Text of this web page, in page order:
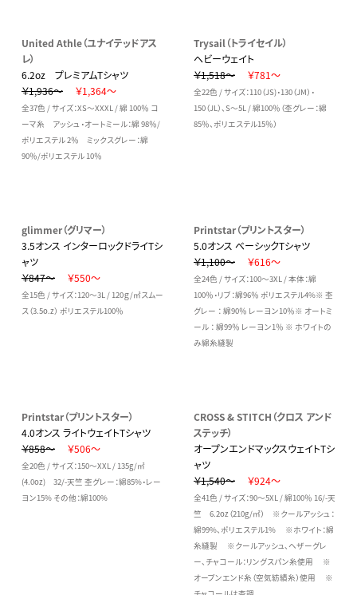
United Athle（ユナイテッドアス
レ）
6.2oz プレミアムTシャツ
￥1,936～
￥1,364～
全37色 / サイズ：XS～XXXL / 綿 100％ コ
ーマ糸 アッシュ・オートミール：綿 98％/
ポリエステル 2％ ミックスグレー：綿
90％/ポリエステル 10％
Trysail（トライセイル）
ヘビーウェイト
￥1,518～
￥781～
全22色 / サイズ：110（JS)・130（JM）・
150（JL）、S～5L / 綿100％（杢グレー：綿
85％、ポリエステル15％）
glimmer（グリマー）
3.5オンス インターロックドライTシ
ャツ
￥847～
￥550～
全15色 / サイズ：120～3L / 120ｇ/㎡スムー
ス（3.5o.z） ポリエステル100％
Printstar（プリントスター）
5.0オンス ベーシックTシャツ
￥1,100～
￥616～
全24色 / サイズ：100～3XL / 本体：綿
100％・リブ：綿96％ ポリエステル4%※ 杢
グレー ： 綿90％ レーヨン10％※ オートミ
ール ： 綿99％ レーヨン1％ ※ ホワイトの
み綿糸縫製
Printstar（プリントスター）
4.0オンス ライトウェイトTシャツ
￥858～
￥506～
全20色 / サイズ：150～XXL / 135g/㎡
(4.0oz) 32/-天竺 杢グレー：綿85%・レー
ヨン15% その他：綿100%
CROSS & STITCH（クロス アンド
ステッチ）
オープンエンドマックスウェイトTシ
ャツ
￥1,540～
￥924～
全41色 / サイズ：90～5XL / 綿100％ 16/-天
竺 6.2oz（210g/㎡） ※クールアッシュ：
綿99%、ポリエステル1% ※ホワイト：綿
糸縫製 ※クールアッシュ、ヘザーグレ
ー、チャコール：リングスパン糸使用 ※
オープンエンド糸（空気紡績糸）使用 ※